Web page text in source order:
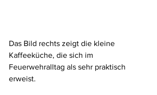
Das Bild rechts zeigt die kleine
Kaffeeküche, die sich im
Feuerwehralltag als sehr praktisch
erweist.